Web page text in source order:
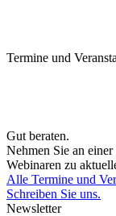
Termine und
Gut beraten.
Nehmen Sie an
Webinaren zu
Alle Termine und
Schreiben Sie uns.
Newsletter